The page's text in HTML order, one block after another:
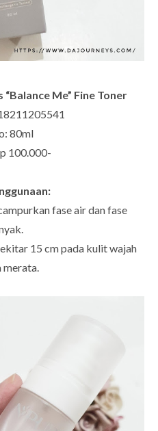
Me” Fine Toner
80ml
100.000-
fase air dan fase
15 cm pada kulit wajah
merata.